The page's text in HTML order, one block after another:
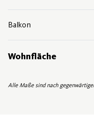
Balkon
Wohnfläche
Alle Maße sind nach